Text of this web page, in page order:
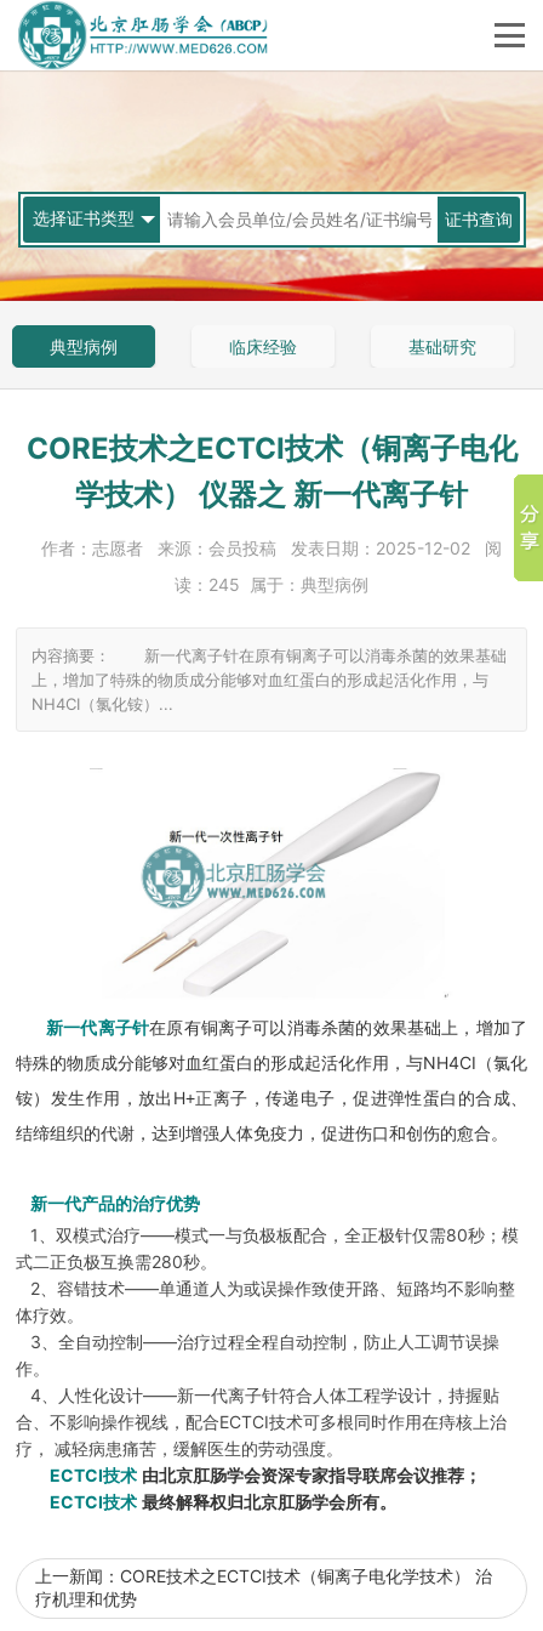
选择证书类型
委员
技术支持单位
肛肠外科无痛病房建设单位
技能证书/评价证书/其他证书
典型病例 临床经验 基础研究
CORE技术之ECTCI技术（铜离子电化
学技术） 仪器之 新一代离子针
作者： 志愿者 来源：会员投稿 发表日期： 2025-12-02 阅
读： 245 属于： 典型病例
内容摘要： 新一代离子针在原有铜离子可以消毒杀菌的效果基础
上，增加了特殊的物质成分能够对血红蛋白的形成起活化作用，与
NH4CI（氯化铵）...
新一代离子针在原有铜离子可以消毒杀菌的效果基础上，增加了
特殊的物质成分能够对血红蛋白的形成起活化作用，与NH4CI （氯化
铵）发生作用，放出 H+正离子，传递电子，促进弹性蛋白的合成、
结缔组织的代谢，达到增强人体免疫力，促进伤口和创伤的愈合。
新一代产品的治疗优势
1 、双模式治疗——模式一与负极板配合，全正极针仅需80秒；模
式二正负极互换需280秒。
2、容错技术——单通道人为或误操作致使开路、短路均不影响整
体疗效。
3、全自动控制 ——治疗过程全程自动控制，防止人工调节误操
作。
4、人性化设计——新一代离子针符合人体工程学设计，持握贴
合、不影响操作视线，配合ECTCI技术可多根同时作用在痔核上治
疗，
减轻病患痛苦，缓解医生的劳动强度。
ECTCI技术 由北京肛肠学会资深专家指导联席会议推荐；
ECTCI技术 最终解释权归北京肛肠学会所有。
上一新闻： CORE技术之ECTCI技术（铜离子电化学技术） 治
疗机理和优势